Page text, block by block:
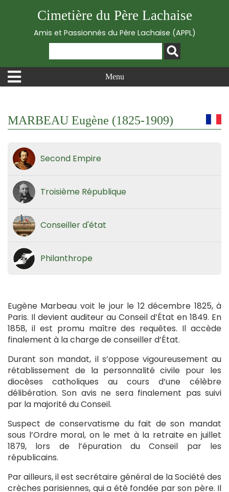
Cimetière du Père Lachaise
Amis et Passionnés du Père Lachaise (APPL)
Menu
MARBEAU Eugène (1825-1909)
Second Empire
Troisième République
Conseiller d'état
Philanthrope
Eugène Marbeau voit le jour le 12 décembre 1825, à
Paris. Il devient auditeur au Conseil d’État en 1849. En
1858, il est promu maître des requêtes. Il accède
finalement à la charge de conseiller d’État.
Durant son mandat, il s’oppose vigoureusement au
rétablissement de la personnalité civile pour les
diocèses catholiques au cours d’une célèbre
délibération. Son avis ne sera finalement pas suivi
par la majorité du Conseil.
Suspect de conservatisme du fait de son mandat
sous l’Ordre moral, on le met à la retraite en juillet
1879, lors de l’épuration du Conseil par les
républicains.
Par ailleurs, il est secrétaire général de la Société des
crèches parisiennes, qui a été fondée par son père. Il